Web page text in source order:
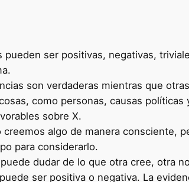
pueden ser positivas, negativas,
son verdaderas mientras que
como personas, causas
sobre X.
creemos algo de manera consciente,
para considerarlo.
dudar de lo que otra cree, otra
ser positiva o negativa. La